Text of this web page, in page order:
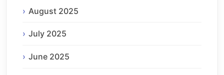
August 2025
July 2025
June 2025